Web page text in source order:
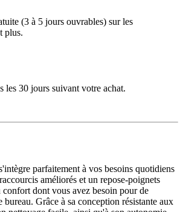
(3 à 5 jours ouvrables) sur les
plus.
les 30 jours suivant votre achat.
parfaitement à vos besoins quotidiens
améliorés et un repose-poignets
dont vous avez besoin pour de
bureau. Grâce à sa conception résistante aux